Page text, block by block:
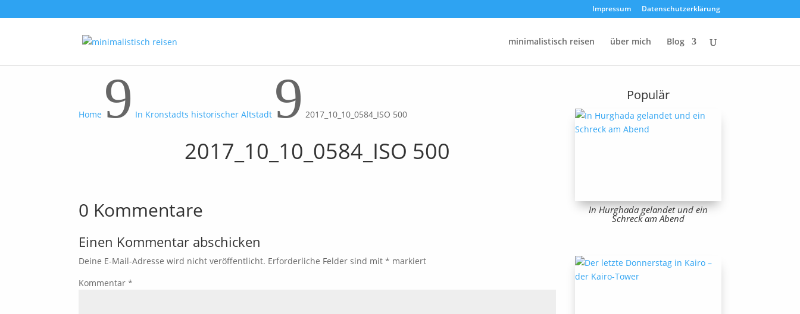
Impressum Datenschutzerklärung
minimalistisch reisen über mich Blog
Home 9 In Kronstadts historischer Altstadt 9 2017_10_10_0584_ISO 500
2017_10_10_0584_ISO 500
0 Kommentare
Einen Kommentar abschicken
Deine E-Mail-Adresse wird nicht veröffentlicht. Erforderliche Felder sind mit * markiert
Kommentar *
Populär
In Hurghada gelandet und ein
Schreck am Abend